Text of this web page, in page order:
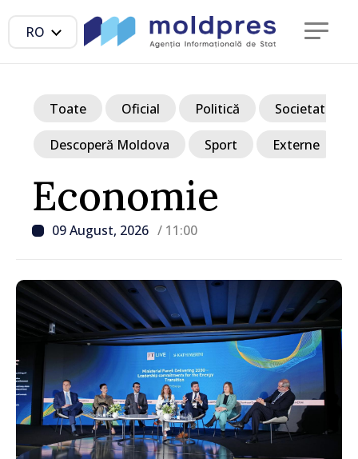
RO
Economie
09 August, 2026 / 11:00
Toate Oficial Politică Societate
Descoperă Moldova Sport Externe